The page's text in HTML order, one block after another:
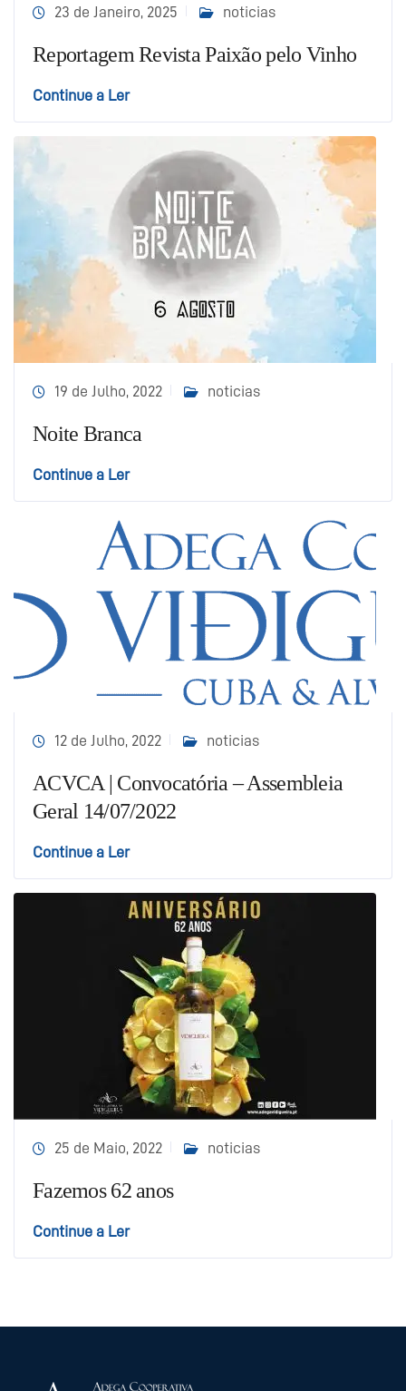
23 de Janeiro, 2025 noticias
Reportagem Revista Paixão pelo Vinho
Continue a Ler
19 de Julho, 2022 noticias
Noite Branca
Continue a Ler
12 de Julho, 2022 noticias
ACVCA | Convocatória – Assembleia
Geral 14/07/2022
Continue a Ler
25 de Maio, 2022 noticias
Fazemos 62 anos
Continue a Ler